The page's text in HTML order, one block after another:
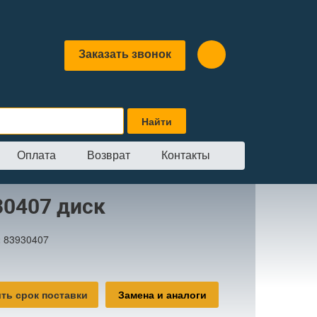
Заказать звонок
Оплата Возврат Контакты
диск
83930407
срок поставки Замена и аналоги